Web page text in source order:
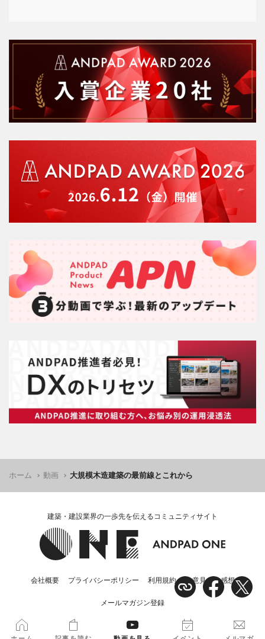
ホーム 動画 大規模木造建築の最前線とこれから
建築・建設業界の一歩先を伝えるコミュニティサイト
会社概要 プライバシーポリシー 利用規約 ご意見・ご感想
メールマガジン登録
© 2024 ANDPAD Co.,Ltd. All rights reserved.